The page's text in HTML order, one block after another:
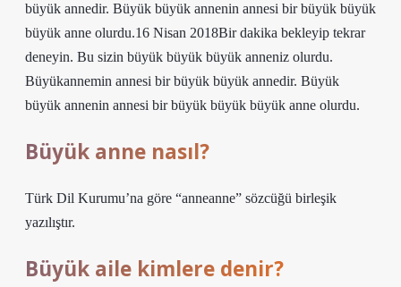
büyük annedir. Büyük büyük annenin annesi bir büyük büyük
büyük anne olurdu.16 Nisan 2018Bir dakika bekleyip tekrar
deneyin. Bu sizin büyük büyük büyük anneniz olurdu.
Büyükannemin annesi bir büyük büyük annedir. Büyük
büyük annenin annesi bir büyük büyük büyük anne olurdu.
Büyük anne nasıl?
Türk Dil Kurumu’na göre “anneanne” sözcüğü birleşik
yazılıştır.
Büyük aile kimlere denir?